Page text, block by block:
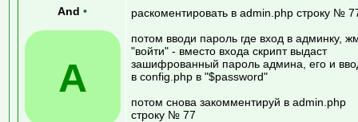
And •
A
раскоментировать в admin.php строку №
потом вводи пароль где вход в админку,
"войти" - вместо входа скрипт выдаст
зашифрованный пароль админа, его и
в config.php в "$password"
потом снова закомментируй в admin.php
строку № 77